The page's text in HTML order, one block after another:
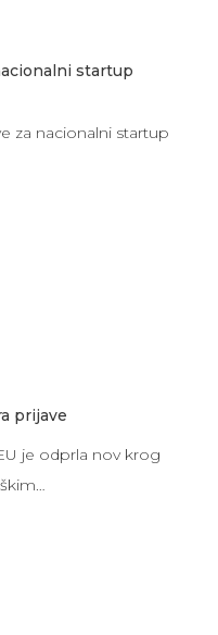
startup
za nacionalni startup
prijave
je odprla nov krog